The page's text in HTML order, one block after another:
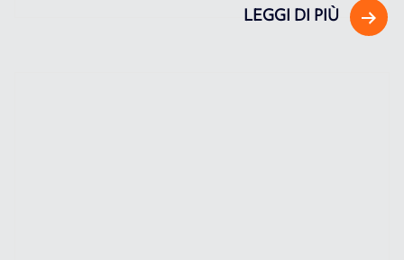
LEGGI DI PIÙ